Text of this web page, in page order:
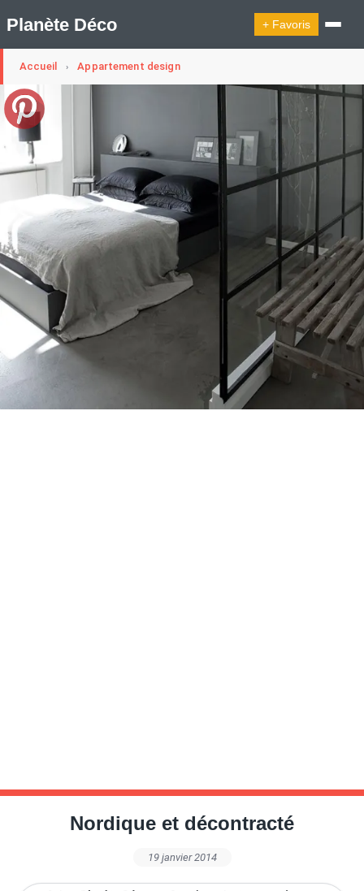
Planète Déco + Favoris
🛍︎ Shop Planète Déco
Appartement Design Cabanes
Decoration Noël
Design Suédois En Quelques Photos
Idées Déco En 10 Photos
La Semaine Décoration Et Design
Maison En Ville
Méli-Mélo Suédois
Publi Reportage
Tendance
Interieurs Scandinaves
La Décoration Selon Votre Signe Astrologique
Les Trouvailles Déco Du Jour
Loft
Maison Appartement Écologique
Maison Container/container House
Maison D'hôtes
Maison Et Appartement Vintage
On Décode La Déco
Question De Style
Renovation
Accueil › Appartement design
Nordique et décontracté
19 janvier 2014